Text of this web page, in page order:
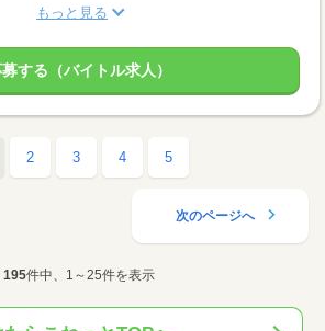
もっと見る
する（バイトル求人）
2 3 4 5
次のページへ
195件中、1～25件を表示